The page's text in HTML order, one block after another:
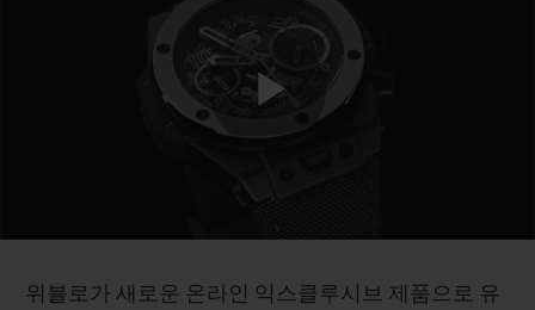
Play
위블로가 새로운 온라인 익스클루시브 제품으로 유
휴블로티스타 및 연장 보증